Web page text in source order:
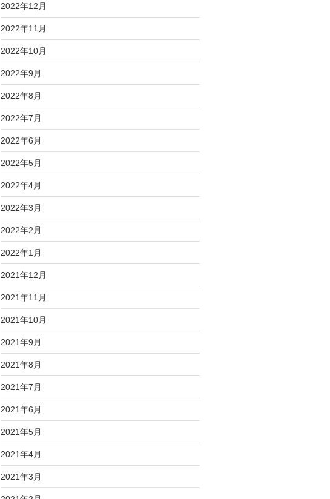
2022年12月
2022年11月
2022年10月
2022年9月
2022年8月
2022年7月
2022年6月
2022年5月
2022年4月
2022年3月
2022年2月
2022年1月
2021年12月
2021年11月
2021年10月
2021年9月
2021年8月
2021年7月
2021年6月
2021年5月
2021年4月
2021年3月